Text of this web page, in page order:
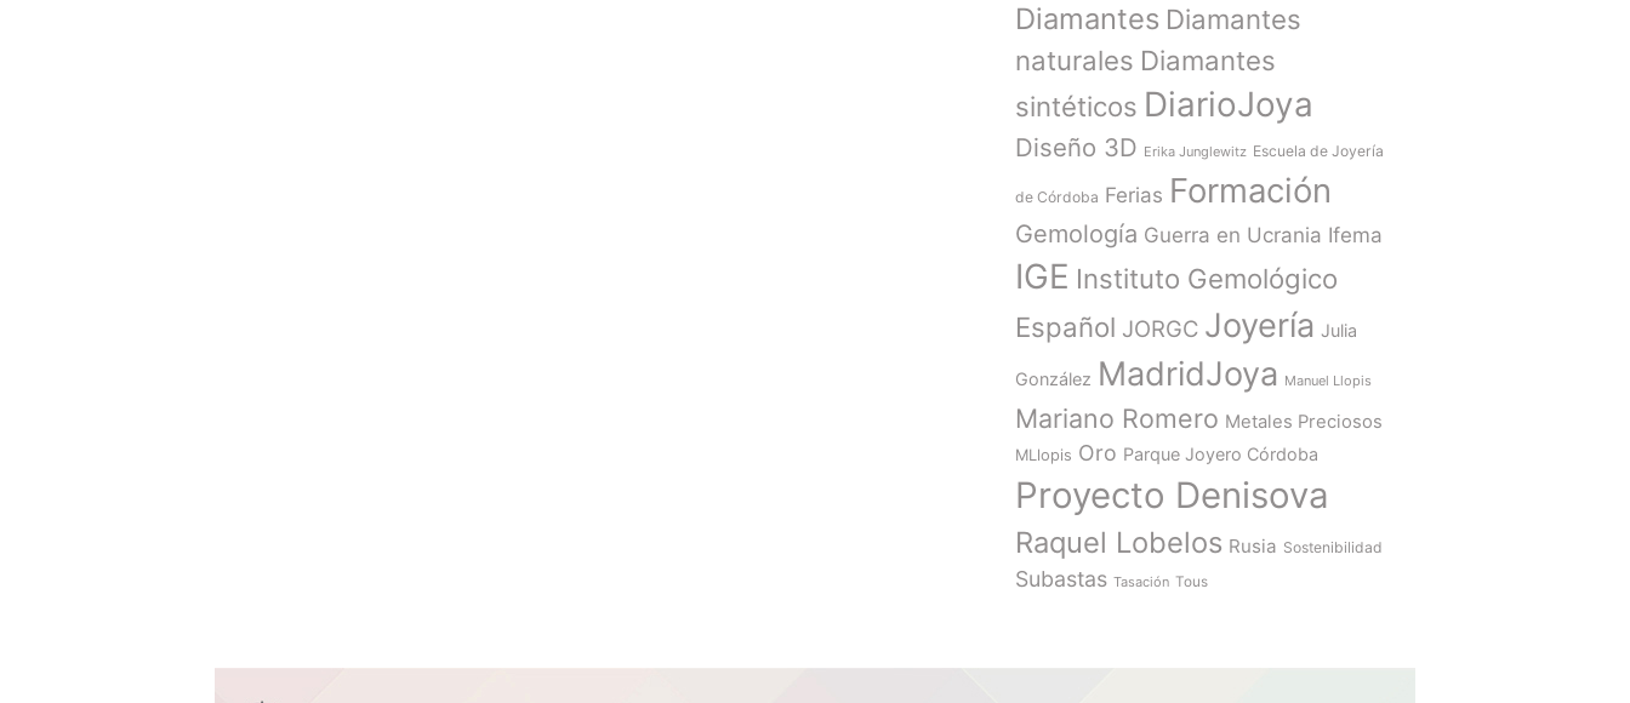
Diamantes Diamantes
naturales Diamantes
sintéticos DiarioJoya
Diseño 3D Erika Junglewitz Escuela de Joyería
de Córdoba Ferias Formación
Gemología Guerra en Ucrania Ifema
IGE Instituto Gemológico
Español JORGC Joyería Julia
González MadridJoya Manuel Llopis
Mariano Romero Metales Preciosos
MLlopis Oro Parque Joyero Córdoba
Proyecto Denisova
Raquel Lobelos Rusia Sostenibilidad
Subastas Tasación Tous